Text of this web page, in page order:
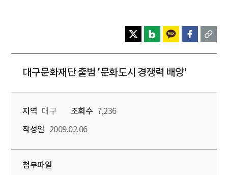
대구문화재단 출범 '문화도시 경쟁력 배양'
지역 대구 조회수 7,236
작성일
2009.02.06
첨부파일